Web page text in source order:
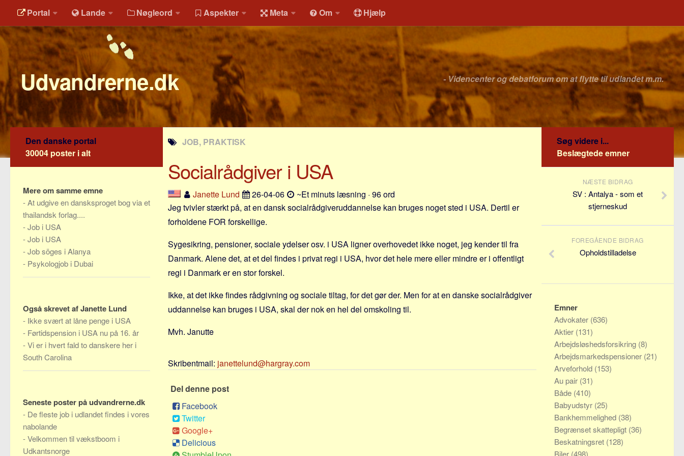
Portal Lande Nøgleord Aspekter Meta Om Hjælp
Udvandrerne.dk - Videncenter og debatforum om at flytte til udlandet m.m.
JOB, PRAKTISK
Socialrådgiver i USA
Janette Lund 26-04-06
~Et minuts læsning · 96 ord
Jeg tvivler stærkt på, at en dansk socialrådgiveruddannelse kan bruges noget sted i USA. Dertil er
forholdene FOR forskellige.
Sygesikring, pensioner, sociale ydelser osv. i USA ligner overhovedet ikke noget, jeg kender til fra
Danmark. Alene det, at et del findes i privat regi i USA, hvor det hele mere eller mindre er i offentligt
regi i Danmark er en stor forskel.
Ikke, at det ikke findes rådgivning og sociale tiltag, for det gør der. Men for at en danske socialrådgiver
uddannelse kan bruges i USA, skal der nok en hel del omskoling til.
Mvh. Janutte
Skribentmail: janettelund@hargray.com
Del denne post
Facebook
Twitter
Google+
Delicious
Den danske portal
30004 poster i alt
Mere om samme emne
-At udgive en dansksproget bog via et
thailandsk forlag....
-Job i USA
-Job i USA
-Job söges i Alanya
- Psykologjob i Dubai
Også skrevet af Janette Lund
- Ikke svært at låne penge i USA
- Førtidspension i USA nu på 16. år
-Vi er i hvert fald to danskere her i
South Carolina
Seneste poster på udvandrerne.dk
- De fleste job i udlandet findes i vores
nabolande
-Velkommen til vækstboom i
Udkantsnorge
Søg videre i...
Beslægtede emner
NÆSTE BIDRAG
SV : Antalya - som et
stjerneskud
FOREGÅENDE BIDRAG
Opholdstilladelse
Emner
Advokater (636)
Aktier (131)
Arbejdsløshedsforsikring (8)
Arbejdsmarkedspensioner (21)
Arveforhold (153)
Au pair (31)
Både (410)
Babyudstyr (25)
Bankhemmelighed (38)
Begrænset skattepligt (36)
Beskatningsret (128)
Biler (498)